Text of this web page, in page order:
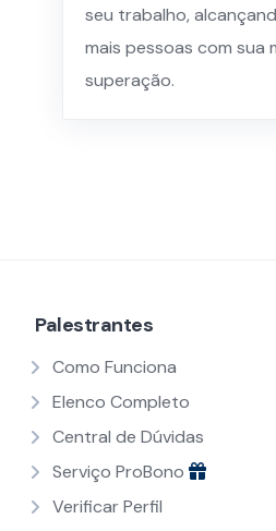
seu trabalho,
mais pessoas com sua
superação.
Palestrantes
Como Funciona
Elenco Completo
Central de Dúvidas
Serviço ProBono
Verificar Perfil